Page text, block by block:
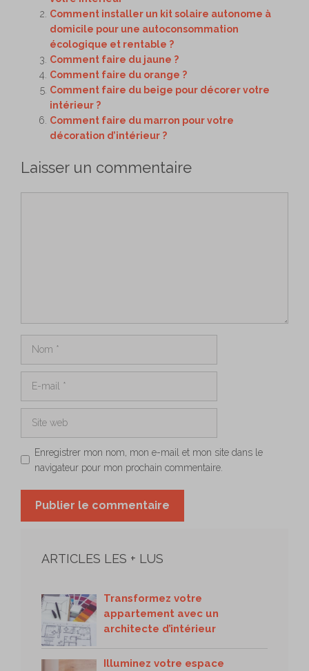
Comment installer un kit solaire autonome à
domicile pour une autoconsommation
écologique et rentable ?
Comment faire du jaune ?
Comment faire du orange ?
Comment faire du beige pour décorer votre
intérieur ?
Comment faire du marron pour votre
décoration d’intérieur ?
Laisser un commentaire
Enregistrer mon nom, mon e-mail et mon site dans le
navigateur pour mon prochain commentaire.
ARTICLES LES + LUS
Transformez votre
appartement avec un
architecte d’intérieur
Illuminez votre espace